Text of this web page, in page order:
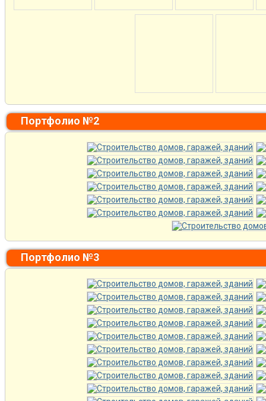
Портфолио №2
Портфолио №3